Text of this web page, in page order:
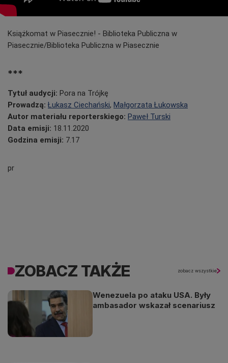
Książkomat w Piasecznie! - Biblioteka Publiczna w
Piasecznie/Biblioteka Publiczna w Piasecznie
***
Tytuł audycji: Pora na Trójkę
Prowadzą: Łukasz Ciechański, Małgorzata Łukowska
Autor materiału reporterskiego: Paweł Turski
Data emisji: 18.11.2020
Godzina emisji: 7.17
pr
ZOBACZ TAKŻE zobacz wszystkie
Wenezuela po ataku USA. Były
ambasador wskazał scenariusz